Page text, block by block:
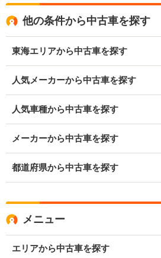
他の条件から中古車を探す
東海エリアから中古車を探す
人気メーカーから中古車を探す
人気車種から中古車を探す
メーカーから中古車を探す
都道府県から中古車を探す
メニュー
エリアから中古車を探す